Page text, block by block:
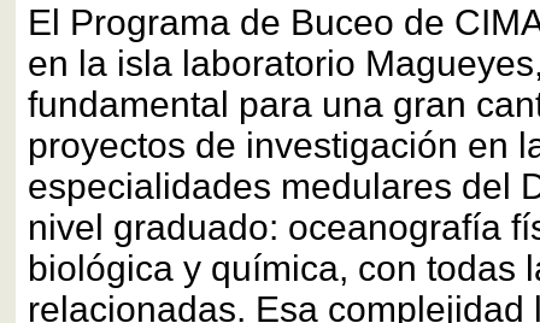
El Programa de Buceo de
en la isla laboratorio
fundamental para una gran
proyectos de investigación en
especialidades medulares del
nivel graduado: oceanografía
biológica y química, con todas
relacionadas. Esa complejidad